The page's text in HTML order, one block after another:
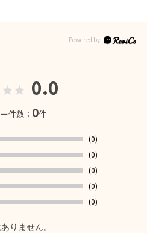
0.0
件数： 0件
(0)
(0)
(0)
(0)
(0)
りません。